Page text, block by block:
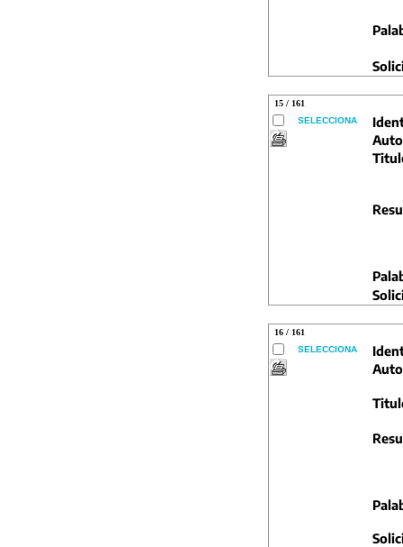
15 / 161
SELECCIONA
16 / 161
SELECCIONA